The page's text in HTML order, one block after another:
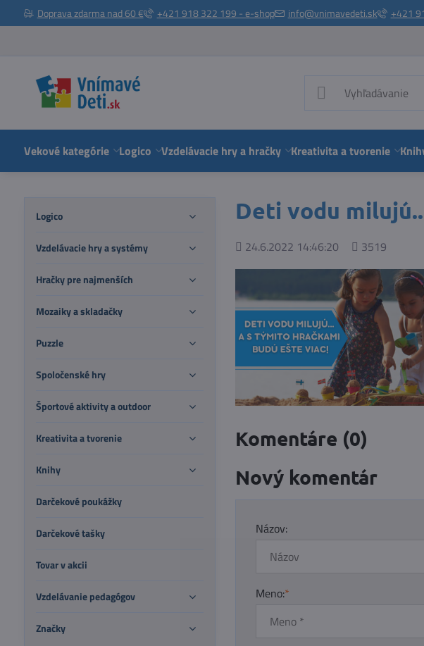
Doprava zdarma nad 60 € +421 918 322 199 - e-shop info@vnimavedeti.sk +421
Vekové kategórie Logico Vzdelávacie hry a hračky Kreativita a tvorenie
Deti vodu
Pridané
24.6.2022 14:46:20
Počet
3519
Komentáre (0)
Nový komentár
Názov:
Meno:*
Logico
Vzdelávacie hry a systémy
Hračky pre najmenších
Mozaiky a skladačky
Puzzle
Spoločenské hry
Športové aktivity a outdoor
Kreativita a tvorenie
Knihy
Darčekové poukážky
Darčekové tašky
Tovar v akcii
Vzdelávanie pedagógov
Značky